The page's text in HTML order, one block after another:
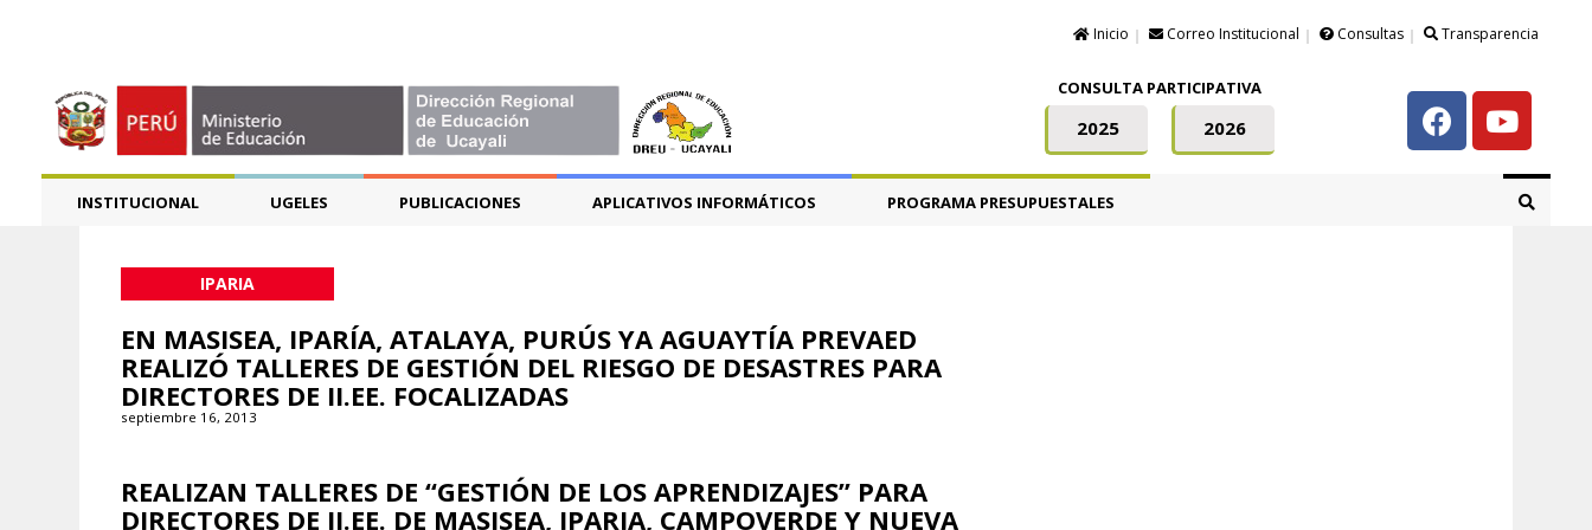
Inicio Correo Institucional Consultas Transparencia
CONSULTA PARTICIPATIVA
2025 2026
INSTITUCIONAL UGELES PUBLICACIONES APLICATIVOS INFORMÁTICOS PROGRAMA PRESUPUESTALES
IPARIA
EN MASISEA, IPARÍA, ATALAYA, PURÚS YA AGUAYTÍA PREVAED
REALIZÓ TALLERES DE GESTIÓN DEL RIESGO DE DESASTRES PARA
DIRECTORES DE II.EE. FOCALIZADAS
septiembre 16, 2013
REALIZAN TALLERES DE “GESTIÓN DE LOS APRENDIZAJES” PARA
DIRECTORES DE II.EE. DE MASISEA, IPARIA, CAMPOVERDE Y NUEVA